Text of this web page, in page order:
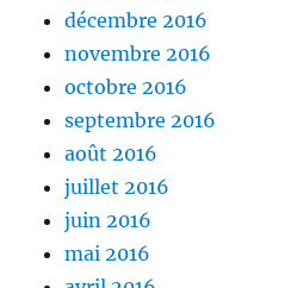
décembre 2016
novembre 2016
octobre 2016
septembre 2016
août 2016
juillet 2016
juin 2016
mai 2016